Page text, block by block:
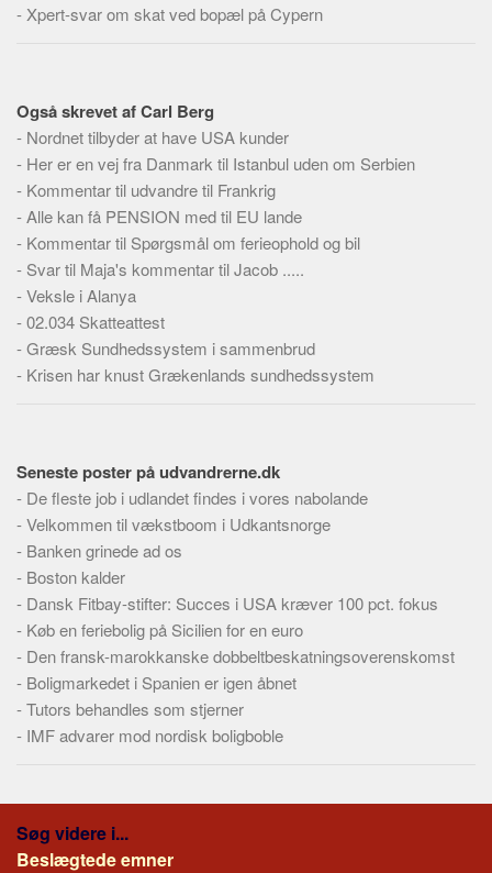
Alle
Emner
Skribenter
Personer
Steder
Kilder
Om
Webstedet
Forhistorien
Bannere
Hjælp
- Xpert-svar om skat ved bopæl på Cypern
Også skrevet af Carl Berg
- Nordnet tilbyder at have USA kunder
- Her er en vej fra Danmark til Istanbul uden om Serbien
- Kommentar til udvandre til Frankrig
-Alle kan få PENSION med til EU lande
- Kommentar til Spørgsmål om ferieophold og bil
- Svar til Maja's kommentar til Jacob .....
-Veksle i Alanya
-02.034 Skatteattest
-Græsk Sundhedssystem i sammenbrud
- Krisen har knust Grækenlands sundhedssystem
Seneste poster på udvandrerne.dk
- De fleste job i udlandet findes i vores nabolande
-Velkommen til vækstboom i Udkantsnorge
- Banken grinede ad os
- Boston kalder
- Dansk Fitbay-stifter: Succes i USA kræver 100 pct. fokus
- Køb en feriebolig på Sicilien for en euro
- Den fransk-marokkanske dobbeltbeskatningsoverenskomst
- Boligmarkedet i Spanien er igen åbnet
-Tutors behandles som stjerner
- IMF advarer mod nordisk boligboble
Søg videre i...
Beslægtede emner